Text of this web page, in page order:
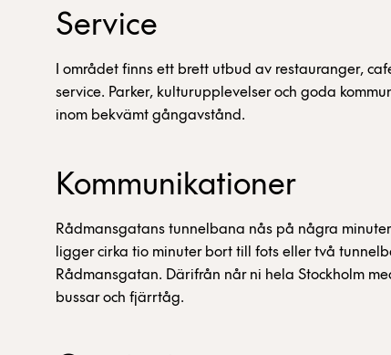
Service
I området finns ett brett utbud av restauranger,
service. Parker, kulturupplevelser och goda
inom bekvämt gångavstånd.
Kommunikationer
Rådmansgatans tunnelbana nås på några
ligger cirka tio minuter bort till fots eller två
Rådmansgatan. Därifrån når ni hela Stockholm
bussar och fjärrtåg.